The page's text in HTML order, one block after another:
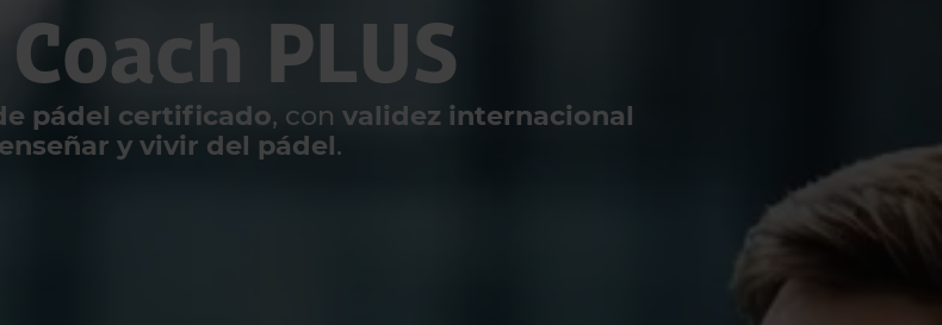
PLUS
pádel certificado, con validez internacional
y vivir del pádel.